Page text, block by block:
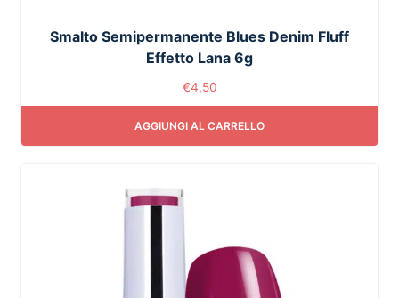
Smalto Semipermanente Blues Denim Fluff
Effetto Lana 6g
€4,50
AGGIUNGI AL CARRELLO